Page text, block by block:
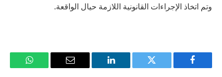
وتم اتخاذ الإجراءات القانونية اللازمة حيال الواقعة.
فيسبوك تويتر لينكدإن
البريد
واتساب